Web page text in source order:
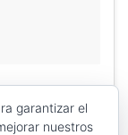
garantizar el
nuestros